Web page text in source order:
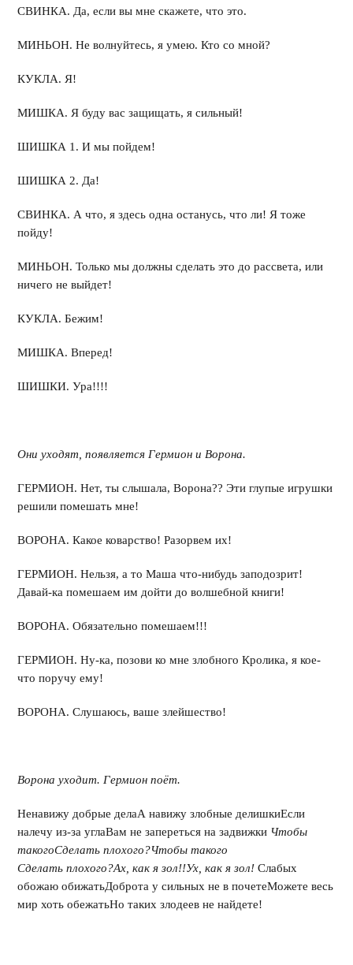
СВИНКА. Да, если вы мне скажете, что это.
МИНЬОН. Не волнуйтесь, я умею. Кто со мной?
КУКЛА. Я!
МИШКА. Я буду вас защищать, я сильный!
ШИШКА 1. И мы пойдем!
ШИШКА 2. Да!
СВИНКА. А что, я здесь одна останусь, что ли! Я тоже
пойду!
МИНЬОН. Только мы должны сделать это до рассвета, или
ничего не выйдет!
КУКЛА. Бежим!
МИШКА. Вперед!
ШИШКИ. Ура!!!!
Они уходят, появляется Гермион и Ворона.
ГЕРМИОН. Нет, ты слышала, Ворона?? Эти глупые игрушки
решили помешать мне!
ВОРОНА. Какое коварство! Разорвем их!
ГЕРМИОН. Нельзя, а то Маша что-нибудь заподозрит!
Давай-ка помешаем им дойти до волшебной книги!
ВОРОНА. Обязательно помешаем!!!
ГЕРМИОН. Ну-ка, позови ко мне злобного Кролика, я кое-
что поручу ему!
ВОРОНА. Слушаюсь, ваше злейшество!
Ворона уходит. Гермион поёт.
Ненавижу добрые делаА навижу злобные делишкиЕсли
налечу из-за углаВам не запереться на задвижки Чтобы
такогоСделать плохого?Чтобы такого
Сделать плохого?Ах, как я зол!!Ух, как я зол! Слабых
обожаю обижатьДоброта у сильных не в почетеМожете весь
мир хоть обежатьНо таких злодеев не найдете!